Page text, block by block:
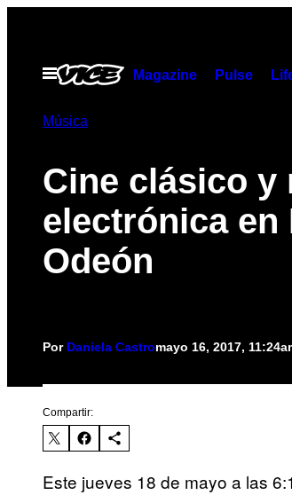
contenido
Abrir
Menú
Magazine Pulse
Música
Cine clásico y
electrónica en
Odeón
Por Daniela Castromayo 16, 2017,
Compartir:
Este jueves 18 de mayo a las